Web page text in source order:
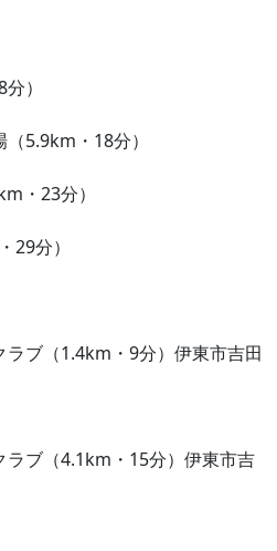
）
5.9km・18分）
・23分）
29分）
ラブ（1.4km・9分）伊東市吉田
ブ（4.1km・15分）伊東市吉